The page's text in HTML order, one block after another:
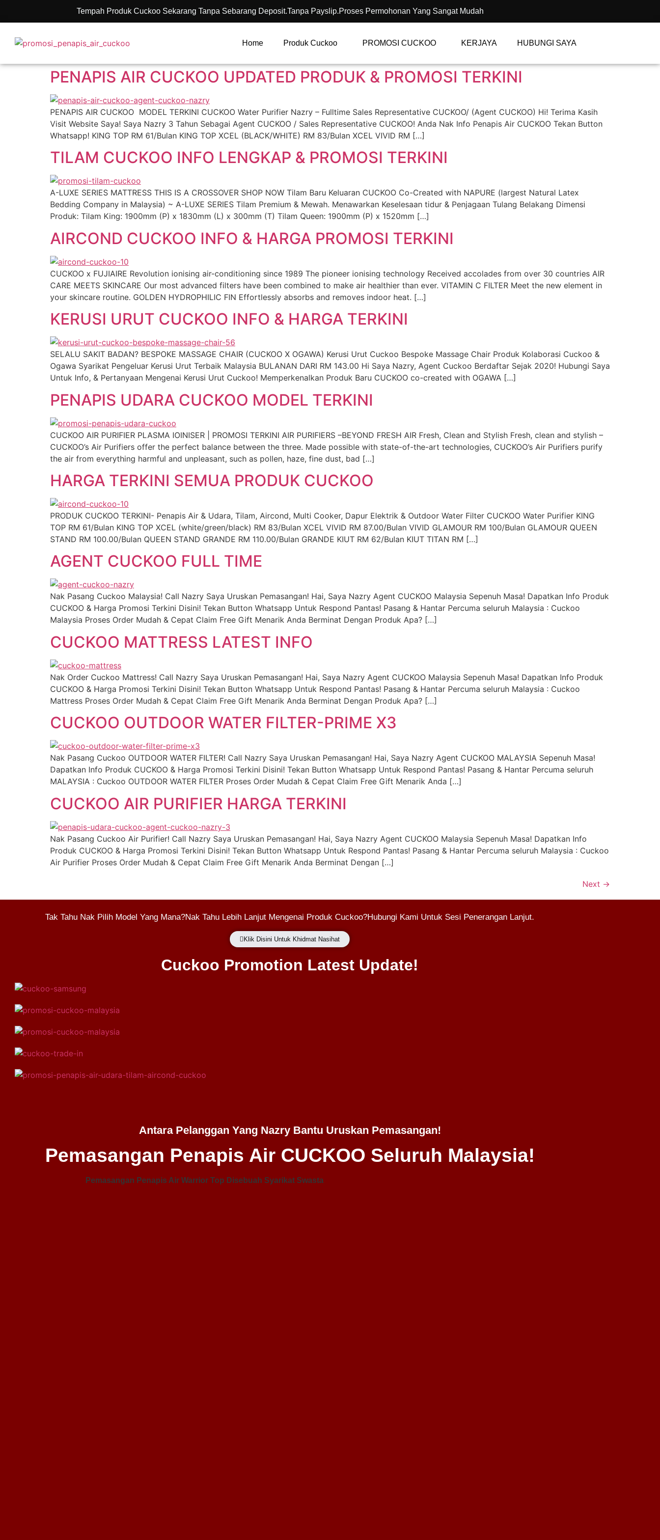
Tempah Produk Cuckoo Sekarang Tanpa Sebarang Deposit.Tanpa Payslip.Proses Permohonan Yang Sangat Mudah
Home Produk Cuckoo PROMOSI CUCKOO KERJAYA HUBUNGI SAYA
PENAPIS AIR CUCKOO UPDATED PRODUK & PROMOSI TERKINI
PENAPIS AIR CUCKOO MODEL TERKINI CUCKOO Water Purifier Nazry – Fulltime Sales Representative CUCKOO/ (Agent CUCKOO) Hi! Terima Kasih
Visit Website Saya! Saya Nazry 3 Tahun Sebagai Agent CUCKOO / Sales Representative CUCKOO! Anda Nak Info Penapis Air CUCKOO Tekan Button
Whatsapp! KING TOP RM 61/Bulan KING TOP XCEL (BLACK/WHITE) RM 83/Bulan XCEL VIVID RM […]
TILAM CUCKOO INFO LENGKAP & PROMOSI TERKINI
A-LUXE SERIES MATTRESS THIS IS A CROSSOVER SHOP NOW Tilam Baru Keluaran CUCKOO Co-Created with NAPURE (largest Natural Latex
Bedding Company in Malaysia) ~ A-LUXE SERIES Tilam Premium & Mewah. Menawarkan Keselesaan tidur & Penjagaan Tulang Belakang Dimensi
Produk: Tilam King: 1900mm (P) x 1830mm (L) x 300mm (T) Tilam Queen: 1900mm (P) x 1520mm […]
AIRCOND CUCKOO INFO & HARGA PROMOSI TERKINI
CUCKOO x FUJIAIRE Revolution ionising air-conditioning since 1989 The pioneer ionising technology Received accolades from over 30 countries AIR
CARE MEETS SKINCARE Our most advanced filters have been combined to make air healthier than ever. VITAMIN C FILTER Meet the new element in
your skincare routine. GOLDEN HYDROPHILIC FIN Effortlessly absorbs and removes indoor heat. […]
KERUSI URUT CUCKOO INFO & HARGA TERKINI
SELALU SAKIT BADAN? BESPOKE MASSAGE CHAIR (CUCKOO X OGAWA) Kerusi Urut Cuckoo Bespoke Massage Chair Produk Kolaborasi Cuckoo &
Ogawa Syarikat Pengeluar Kerusi Urut Terbaik Malaysia BULANAN DARI RM 143.00 Hi Saya Nazry, Agent Cuckoo Berdaftar Sejak 2020! Hubungi Saya
Untuk Info, & Pertanyaan Mengenai Kerusi Urut Cuckoo! Memperkenalkan Produk Baru CUCKOO co-created with OGAWA […]
PENAPIS UDARA CUCKOO MODEL TERKINI
CUCKOO AIR PURIFIER PLASMA IOINISER | PROMOSI TERKINI AIR PURIFIERS –BEYOND FRESH AIR Fresh, Clean and Stylish Fresh, clean and stylish –
CUCKOO’s Air Purifiers offer the perfect balance between the three. Made possible with state-of-the-art technologies, CUCKOO’s Air Purifiers purify
the air from everything harmful and unpleasant, such as pollen, haze, fine dust, bad […]
HARGA TERKINI SEMUA PRODUK CUCKOO
PRODUK CUCKOO TERKINI- Penapis Air & Udara, Tilam, Aircond, Multi Cooker, Dapur Elektrik & Outdoor Water Filter CUCKOO Water Purifier KING
TOP RM 61/Bulan KING TOP XCEL (white/green/black) RM 83/Bulan XCEL VIVID RM 87.00/Bulan VIVID GLAMOUR RM 100/Bulan GLAMOUR QUEEN
STAND RM 100.00/Bulan QUEEN STAND GRANDE RM 110.00/Bulan GRANDE KIUT RM 62/Bulan KIUT TITAN RM […]
AGENT CUCKOO FULL TIME
Nak Pasang Cuckoo Malaysia! Call Nazry Saya Uruskan Pemasangan! Hai, Saya Nazry Agent CUCKOO Malaysia Sepenuh Masa! Dapatkan Info Produk
CUCKOO & Harga Promosi Terkini Disini! Tekan Button Whatsapp Untuk Respond Pantas! Pasang & Hantar Percuma seluruh Malaysia : Cuckoo
Malaysia Proses Order Mudah & Cepat Claim Free Gift Menarik Anda Berminat Dengan Produk Apa? […]
CUCKOO MATTRESS LATEST INFO
Nak Order Cuckoo Mattress! Call Nazry Saya Uruskan Pemasangan! Hai, Saya Nazry Agent CUCKOO Malaysia Sepenuh Masa! Dapatkan Info Produk
CUCKOO & Harga Promosi Terkini Disini! Tekan Button Whatsapp Untuk Respond Pantas! Pasang & Hantar Percuma seluruh Malaysia : Cuckoo
Mattress Proses Order Mudah & Cepat Claim Free Gift Menarik Anda Berminat Dengan Produk Apa? […]
CUCKOO OUTDOOR WATER FILTER-PRIME X3
Nak Pasang Cuckoo OUTDOOR WATER FILTER! Call Nazry Saya Uruskan Pemasangan! Hai, Saya Nazry Agent CUCKOO MALAYSIA Sepenuh Masa!
Dapatkan Info Produk CUCKOO & Harga Promosi Terkini Disini! Tekan Button Whatsapp Untuk Respond Pantas! Pasang & Hantar Percuma seluruh
MALAYSIA : Cuckoo OUTDOOR WATER FILTER Proses Order Mudah & Cepat Claim Free Gift Menarik Anda […]
CUCKOO AIR PURIFIER HARGA TERKINI
Nak Pasang Cuckoo Air Purifier! Call Nazry Saya Uruskan Pemasangan! Hai, Saya Nazry Agent CUCKOO Malaysia Sepenuh Masa! Dapatkan Info
Produk CUCKOO & Harga Promosi Terkini Disini! Tekan Button Whatsapp Untuk Respond Pantas! Pasang & Hantar Percuma seluruh Malaysia : Cuckoo
Air Purifier Proses Order Mudah & Cepat Claim Free Gift Menarik Anda Berminat Dengan […]
Next →
Tak Tahu Nak Pilih Model Yang Mana?Nak Tahu Lebih Lanjut Mengenai Produk Cuckoo?Hubungi Kami Untuk Sesi Penerangan Lanjut.
Klik Disini Untuk Khidmat Nasihat
Cuckoo Promotion Latest Update!
Antara Pelanggan Yang Nazry Bantu Uruskan Pemasangan!
Pemasangan Penapis Air CUCKOO Seluruh Malaysia!
Pemasangan Penapis Air Warrior Top Disebuah Syarikat Swasta